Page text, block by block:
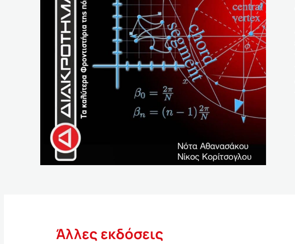
Άλλες εκδόσεις